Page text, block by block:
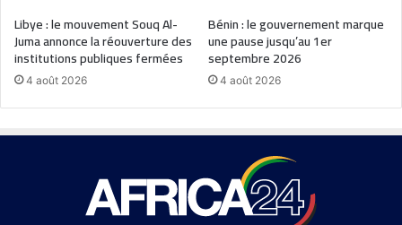
Libye : le mouvement Souq Al-
Juma annonce la réouverture des
institutions publiques fermées
4 août 2026
Bénin : le gouvernement marque
une pause jusqu’au 1er
septembre 2026
4 août 2026